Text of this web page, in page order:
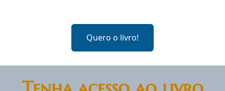
Quero o livro!